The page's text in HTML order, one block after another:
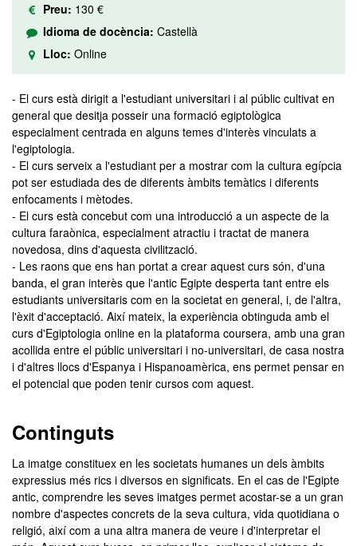
Preu: 130 €
Idioma de docència: Castellà
Lloc: Online
- El curs està dirigit a l'estudiant universitari i al públic cultivat en
general que desitja posseir una formació egiptològica
especialment centrada en alguns temes d'interès vinculats a
l'egiptologia.
- El curs serveix a l'estudiant per a mostrar com la cultura egípcia
pot ser estudiada des de diferents àmbits temàtics i diferents
enfocaments i mètodes.
- El curs està concebut com una introducció a un aspecte de la
cultura faraònica, especialment atractiu i tractat de manera
novedosa, dins d'aquesta civilització.
- Les raons que ens han portat a crear aquest curs són, d'una
banda, el gran interès que l'antic Egipte desperta tant entre els
estudiants universitaris com en la societat en general, i, de l'altra,
l'èxit d'acceptació. Així mateix, la experiència obtinguda amb el
curs d'Egiptologia online en la plataforma coursera, amb una gran
acollida entre el públic universitari i no-universitari, de casa nostra
i d'altres llocs d'Espanya i Hispanoamèrica, ens permet pensar en
el potencial que poden tenir cursos com aquest.
Continguts
La imatge constituex en les societats humanes un dels àmbits
expressius més rics i diversos en significats. En el cas de l'Egipte
antic, comprendre les seves imatges permet acostar-se a un gran
nombre d'aspectes concrets de la seva cultura, vida quotidiana o
religió, així com a una altra manera de veure i d'interpretar el